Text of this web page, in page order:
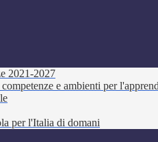
2021-2027
e ambienti per
per l'Italia di domani